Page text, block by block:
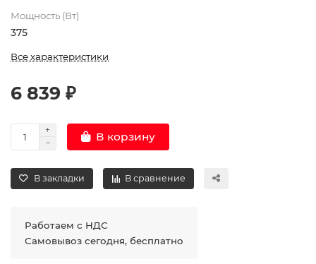
Мощность (Вт)
375
Все характеристики
6 839 ₽
В корзину
В закладки В сравнение
Работаем с НДС
Самовывоз сегодня, бесплатно